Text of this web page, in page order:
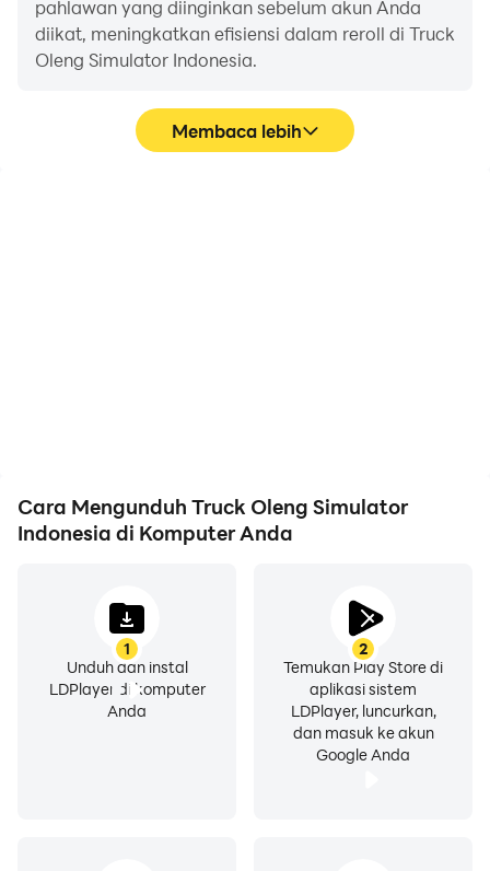
pahlawan yang diinginkan sebelum akun Anda
diikat, meningkatkan efisiensi dalam reroll di Truck
Oleng Simulator Indonesia.
Membaca lebih
Cara Mengunduh Truck Oleng Simulator
Indonesia di Komputer Anda
1
Unduh dan instal
LDPlayer di komputer
Anda
2
Temukan Play Store di
aplikasi sistem
LDPlayer, luncurkan,
dan masuk ke akun
Google Anda